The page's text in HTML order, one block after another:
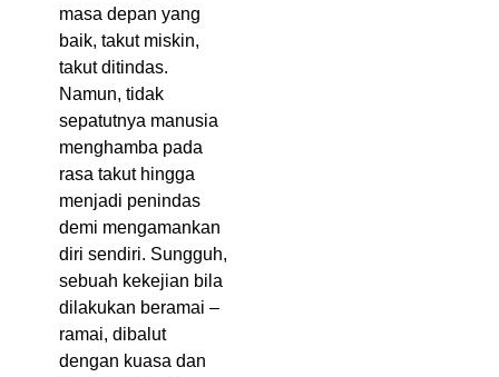
masa depan yang
baik, takut miskin,
takut ditindas.
Namun, tidak
sepatutnya manusia
menghamba pada
rasa takut hingga
menjadi penindas
demi mengamankan
diri sendiri. Sungguh,
sebuah kekejian bila
dilakukan beramai –
ramai, dibalut
dengan kuasa dan